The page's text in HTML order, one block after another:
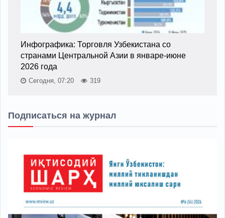
Инфографика: Торговля Узбекистана со
странами Центральной Азии в январе-июне
2026 года
Сегодня, 07:20 319
Подписаться на журнал